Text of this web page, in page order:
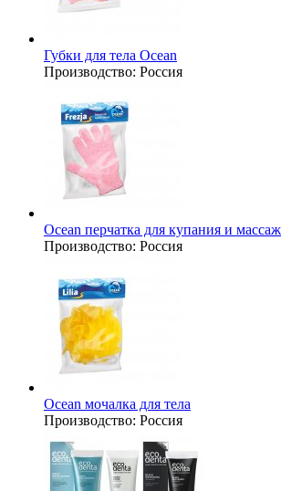
Губки для тела Ocean
Производство: Россия
Ocean перчатка для купания и
Производство: Россия
Ocean мочалка для тела
Производство: Россия